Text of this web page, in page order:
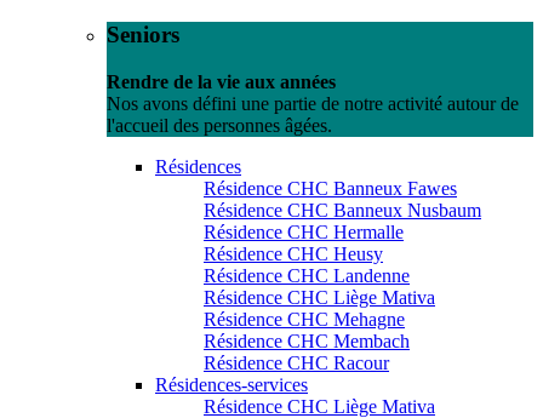
Seniors
Rendre de la vie aux années
Nos avons défini une partie de notre activité autour de
l'accueil des personnes âgées.
Résidences
Résidence CHC Banneux Fawes
Résidence CHC Banneux Nusbaum
Résidence CHC Hermalle
Résidence CHC Heusy
Résidence CHC Landenne
Résidence CHC Liège Mativa
Résidence CHC Mehagne
Résidence CHC Membach
Résidence CHC Racour
Résidences-services
Résidence CHC Liège Mativa